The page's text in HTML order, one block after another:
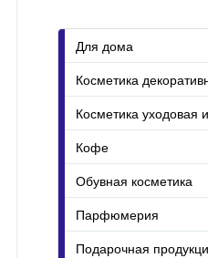
Для дома
Косметика
Косметика уходовая
Кофе
Обувная косметика
Парфюмерия
Подарочная